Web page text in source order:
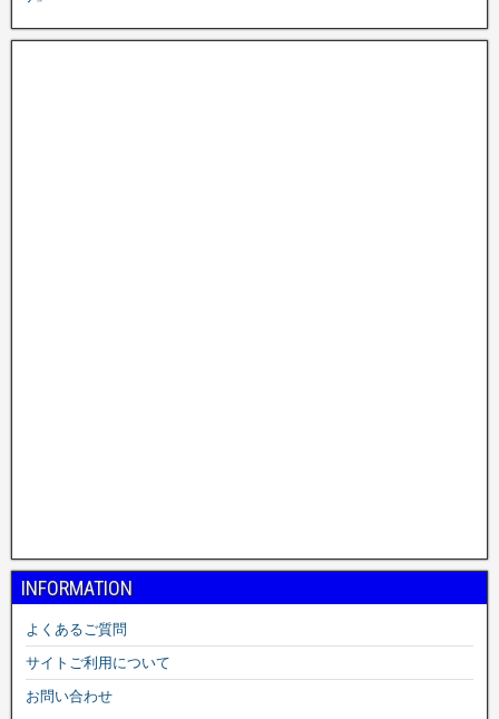
INFORMATION
よくあるご質問
サイトご利用について
お問い合わせ